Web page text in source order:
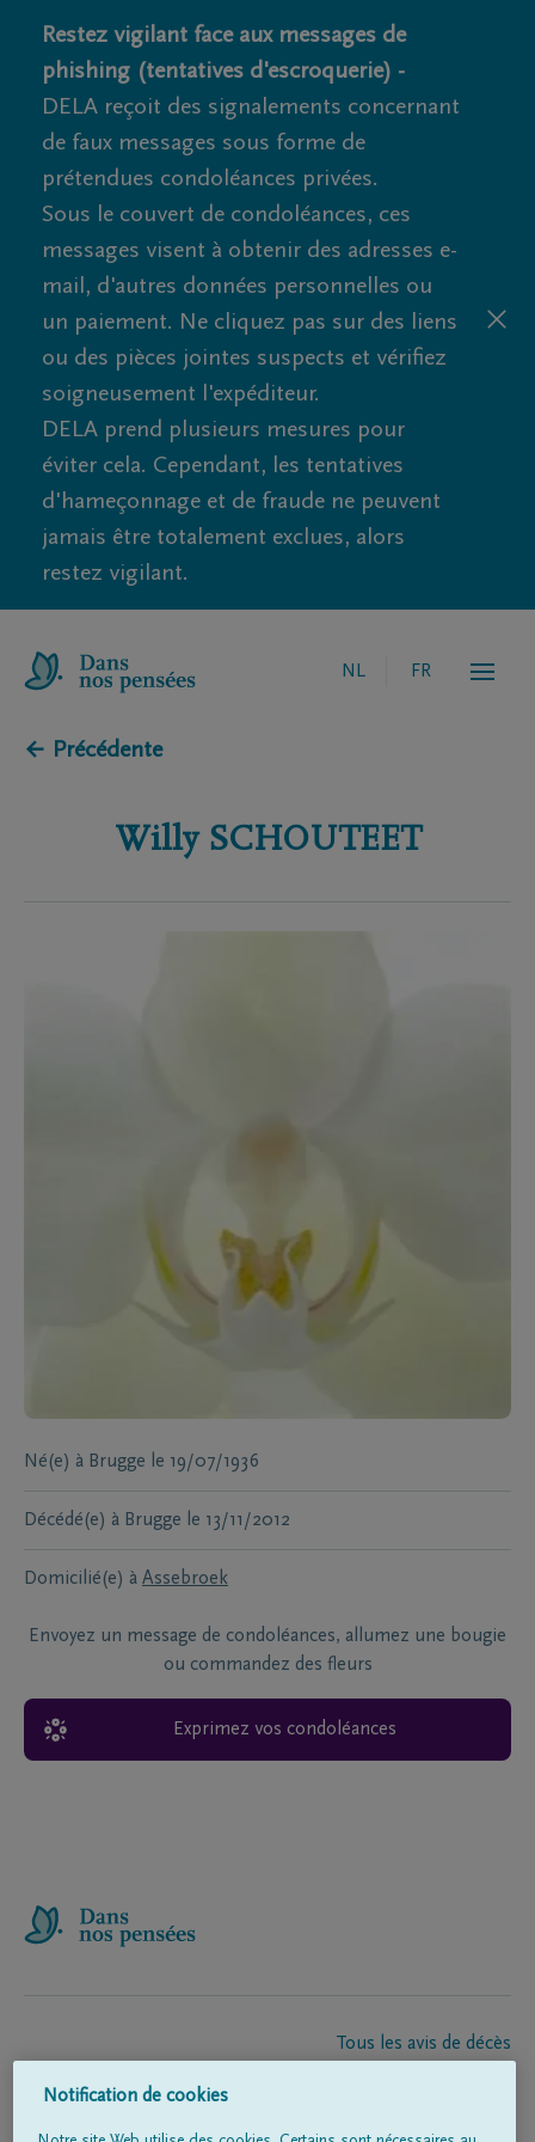
Restez vigilant face aux messages de
phishing (tentatives d'escroquerie) -
DELA reçoit des signalements concernant
de faux messages sous forme de
prétendues condoléances privées.
Sous le couvert de condoléances, ces
messages visent à obtenir des adresses e-
mail, d'autres données personnelles ou
un paiement. Ne cliquez pas sur des liens
ou des pièces jointes suspects et vérifiez
soigneusement l'expéditeur.
DELA prend plusieurs mesures pour
éviter cela. Cependant, les tentatives
d'hameçonnage et de fraude ne peuvent
jamais être totalement exclues, alors
restez vigilant.
NL FR
← Précédente
Willy SCHOUTEET
Né(e) à Brugge le 19/07/1936
Décédé(e) à Brugge le 13/11/2012
Domicilié(e) à Assebroek
Envoyez un message de condoléances, allumez une bougie
ou commandez des fleurs
Exprimez vos condoléances
Tous les avis de décès
Entrepreneur de pompes funèbres
Notification de cookies